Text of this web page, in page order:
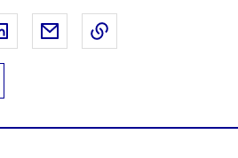
sur X
Partager sur LinkedIn
Partager par email